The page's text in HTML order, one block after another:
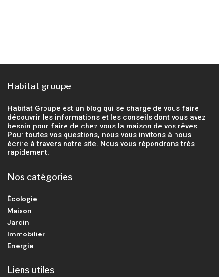
Habitat groupe
Habitat Groupe est un blog qui se charge de vous faire
découvrir les informations et les conseils dont vous avez
besoin pour faire de chez vous la maison de vos rêves.
Pour toutes vos questions, nous vous invitons à nous
écrire à travers notre site. Nous vous répondrons très
rapidement.
Nos catégories
Écologie
Maison
Jardin
Immobilier
Energie
Liens utiles